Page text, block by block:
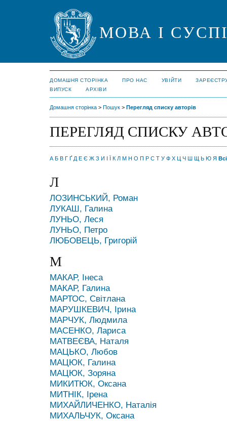
МОВА І
ДОМАШНЯ СТОРІНКА ПРО НАС УВІЙТИ
ВИПУСК
АРХІВИ
Домашня сторінка > Пошук > Перегляд списку авторів
ПЕРЕГЛЯД СПИСКУ
А Б В Г Ґ Д Е Є Ж З И І Ї К Л М Н О П Р С Т У Ф Х Ц Ч Ш Щ Ь Ю Я Всі
Л
ЛОЗИНСЬКИЙ, Роман
ЛУКАШ, Галина
ЛУНЬО, Леся
ЛУНЬО, Петро
ЛЮБОВЕЦЬ, Григорій
М
МАКАР, Інеса
МАКАР, Галина
МАРТОС, Світлана
МАРУШКЕВИЧ, Ірина
МАРЧУК, Людмила
МАСЕНКО, Лариса
МАТВЕЄВА, Наталя
МАЦЬКО, Любов
МАЦЮК, Галина
МАЦЮК, Зоряна
МИКИТЮК, Оксана
МИТНІК, Ірена
МИХАЙЛИЧЕНКО, Наталія
МИХАЛЬЧУК, Оксана